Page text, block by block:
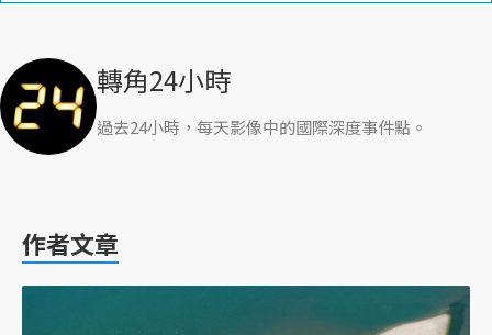
轉角24小時
過去24小時，每天影像中的國際深度事件點。
作者文章